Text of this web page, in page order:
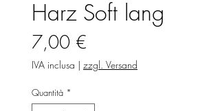
Harz Soft lang
7,00 €
IVA inclusa | zzgl. Versand
Quantità *